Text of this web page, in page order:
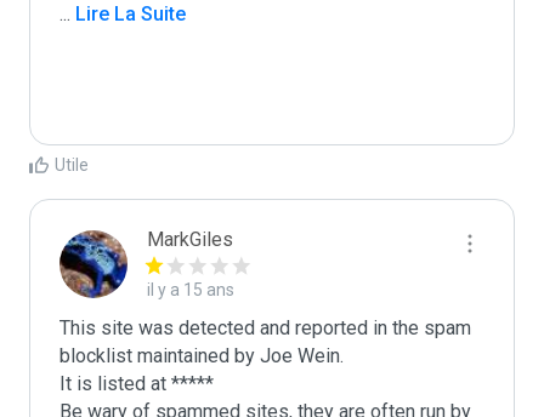
... Lire La Suite
Utile
MarkGiles
il y a 15 ans
This site was detected and reported in the spam
blocklist maintained by Joe Wein.
It is listed at *****
Be wary of spammed sites, they are often run by